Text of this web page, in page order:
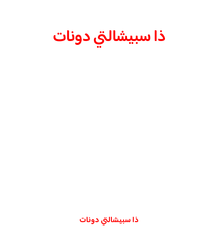
ذا سبيشالتي دونات
ذا سبيشالتي دونات